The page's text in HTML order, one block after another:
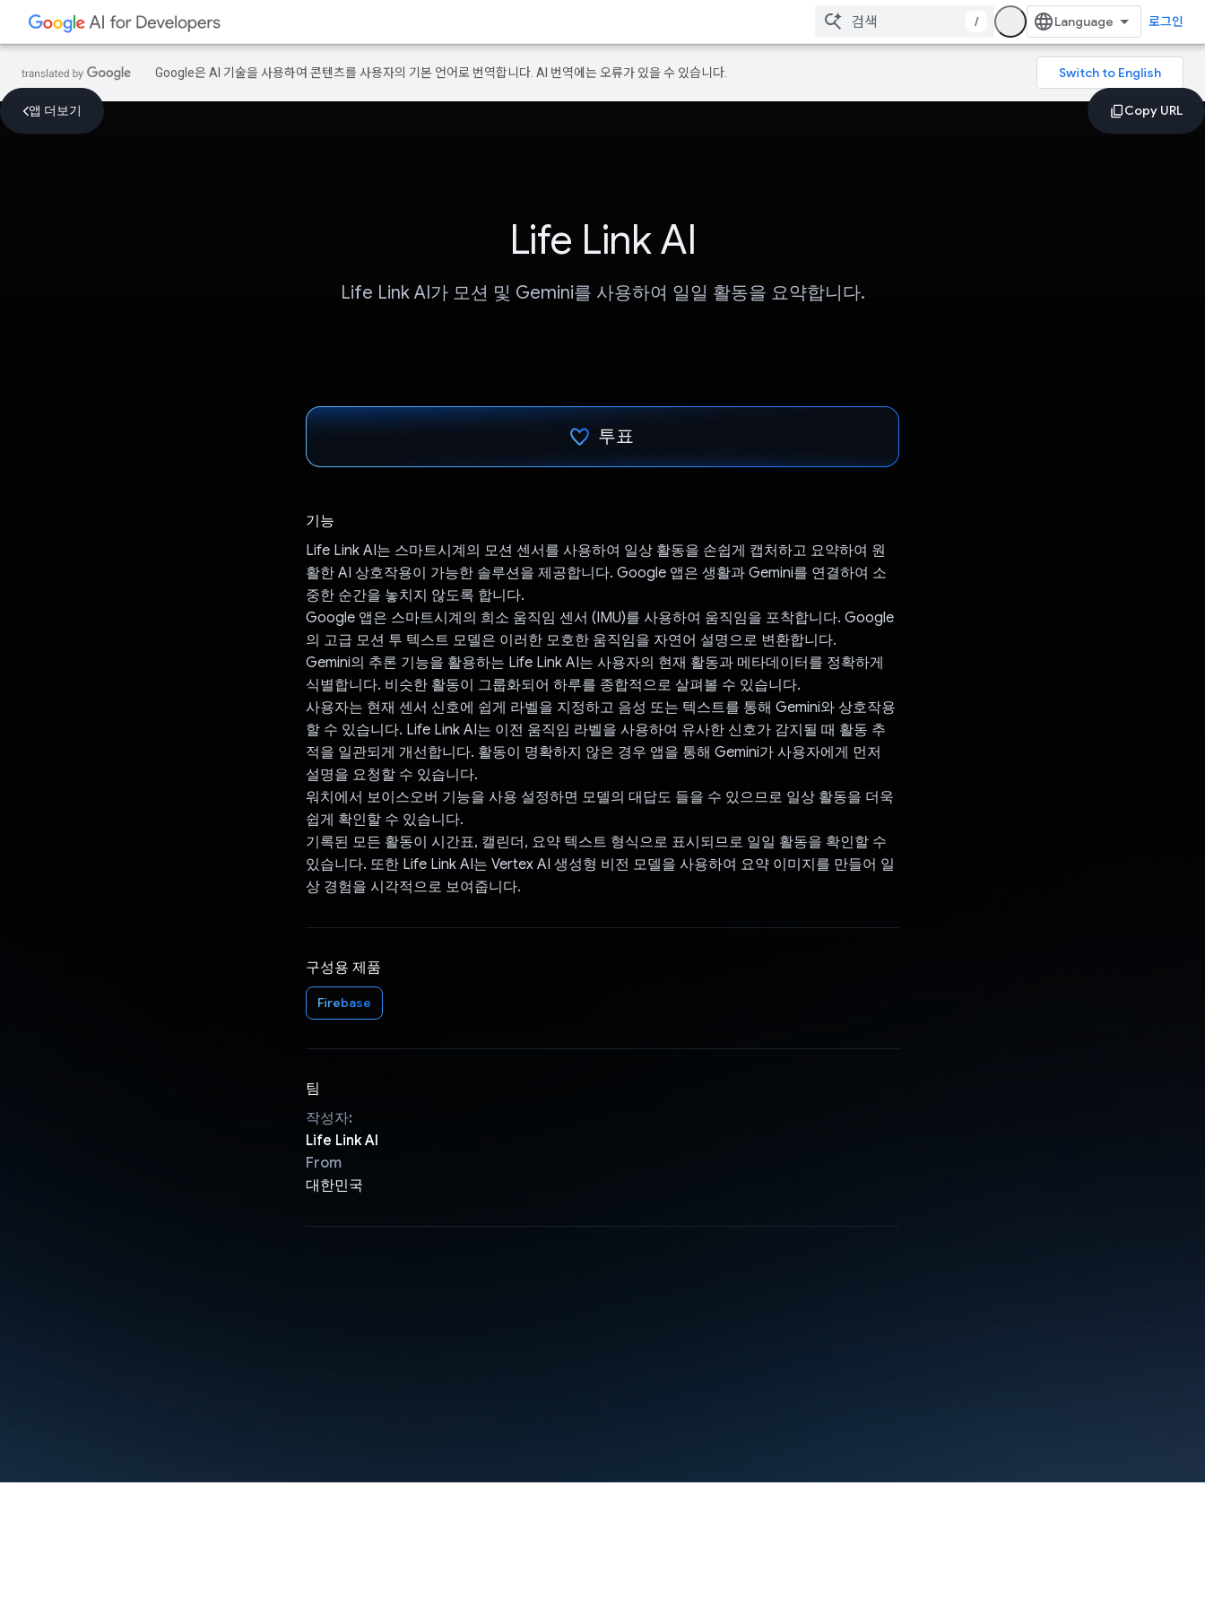
/ 로그인
Google은 AI 기술을 사용하여 콘텐츠를 사용자의 기본 언어로 번역합니다. AI 번역에는 오류가 있을 수 있습니다.
앱 더보기
Life Link AI
Life Link AI가 모션 및 Gemini를 사용하여 일일 활동을 요약합니다.
투표
기능
Life Link AI는 스마트시계의 모션 센서를 사용하여 일상 활동을 손쉽게 캡처하고 요약하여 원
활한 AI 상호작용이 가능한 솔루션을 제공합니다. Google 앱은 생활과 Gemini를 연결하여 소
중한 순간을 놓치지 않도록 합니다.
Google 앱은 스마트시계의 희소 움직임 센서 (IMU)를 사용하여 움직임을 포착합니다. Google
의 고급 모션 투 텍스트 모델은 이러한 모호한 움직임을 자연어 설명으로 변환합니다.
Gemini의 추론 기능을 활용하는 Life Link AI는 사용자의 현재 활동과 메타데이터를 정확하게
식별합니다. 비슷한 활동이 그룹화되어 하루를 종합적으로 살펴볼 수 있습니다.
사용자는 현재 센서 신호에 쉽게 라벨을 지정하고 음성 또는 텍스트를 통해 Gemini와 상호작용
할 수 있습니다. Life Link AI는 이전 움직임 라벨을 사용하여 유사한 신호가 감지될 때 활동 추
적을 일관되게 개선합니다. 활동이 명확하지 않은 경우 앱을 통해 Gemini가 사용자에게 먼저
설명을 요청할 수 있습니다.
워치에서 보이스오버 기능을 사용 설정하면 모델의 대답도 들을 수 있으므로 일상 활동을 더욱
쉽게 확인할 수 있습니다.
기록된 모든 활동이 시간표, 캘린더, 요약 텍스트 형식으로 표시되므로 일일 활동을 확인할 수
있습니다. 또한 Life Link AI는 Vertex AI 생성형 비전 모델을 사용하여 요약 이미지를 만들어 일
상 경험을 시각적으로 보여줍니다.
구성용 제품
Firebase
팀
작성자:
Life Link AI
From
대한민국